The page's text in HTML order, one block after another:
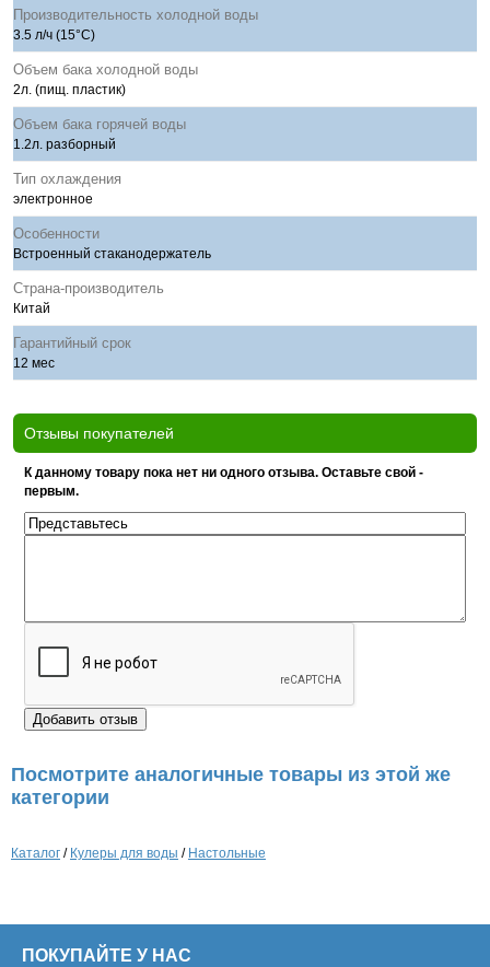
Производительность холодной воды
3.5 л/ч (15°С)
Объем бака холодной воды
2л. (пищ. пластик)
Объем бака горячей воды
1.2л. разборный
Тип охлаждения
электронное
Особенности
Встроенный стаканодержатель
Страна-производитель
Китай
Гарантийный срок
12 мес
Отзывы покупателей
К данному товару пока нет ни одного отзыва. Оставьте свой -
первым.
Посмотрите аналогичные товары из этой же
категории
Каталог / Кулеры для воды / Настольные
ПОКУПАЙТЕ У НАС